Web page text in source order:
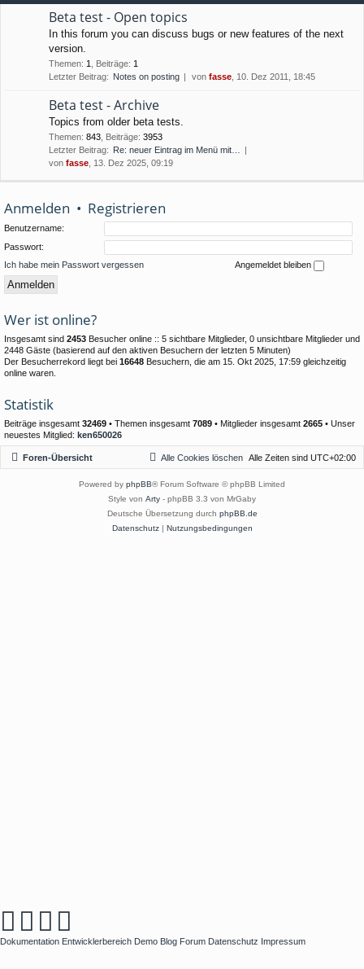
Beta test - Open topics
In this forum you can discuss bugs or new features of the next
version.
Themen: 1 Beiträge: 1
Letzter Beitrag: Notes on posting von fasse , 10. Dez 2011, 18:45
Beta test - Archive
Topics from older beta tests.
Themen: 843 Beiträge: 3953
Letzter Beitrag: Re: neuer Eintrag im Menü mit…
von fasse , 13. Dez 2025, 09:19
Anmelden • Registrieren
Benutzername:
Passwort:
Ich habe mein Passwort vergessen
Angemeldet bleiben
Wer ist online?
Insgesamt sind 2453 Besucher online :: 5 sichtbare Mitglieder, 0 unsichtbare Mitglieder und
2448 Gäste (basierend auf den aktiven Besuchern der letzten 5 Minuten)
Der Besucherrekord liegt bei 16648 Besuchern, die am 15. Okt 2025, 17:59 gleichzeitig
online waren.
Statistik
Beiträge insgesamt 32469 • Themen insgesamt 7089 • Mitglieder insgesamt 2665 • Unser
neuestes Mitglied: ken650026
Foren-Übersicht Alle Zeiten sind UTC+02:00
Alle Cookies löschen
Powered by phpBB® Forum Software © phpBB Limited
Style von Arty - phpBB 3.3 von MrGaby
Deutsche Übersetzung durch phpBB.de
Datenschutz| Nutzungsbedingungen
Dokumentation Entwicklerbereich Demo Blog Forum Datenschutz Impressum